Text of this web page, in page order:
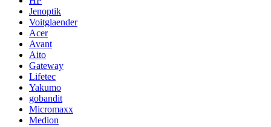
Jenoptik
Voitglaender
Acer
Avant
Aito
Gateway
Lifetec
Yakumo
gobandit
Micromaxx
Medion